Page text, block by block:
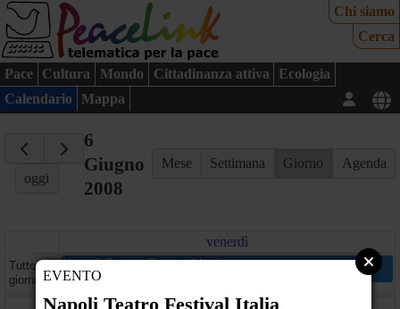
Chi siamo
Cerca
Pace Cultura Mondo Cittadinanza attiva
Ecologia
Calendario
Mappa
oggi
6
Giugno
2008
Mese Settimana Giorno Agenda
venerdì
Tutto il
giorno
Napoli Teatro Festival Italia
info@napoliteatrofestival.it - Napoli (NA)
08
EVENTO
Napoli Teatro Festival Italia